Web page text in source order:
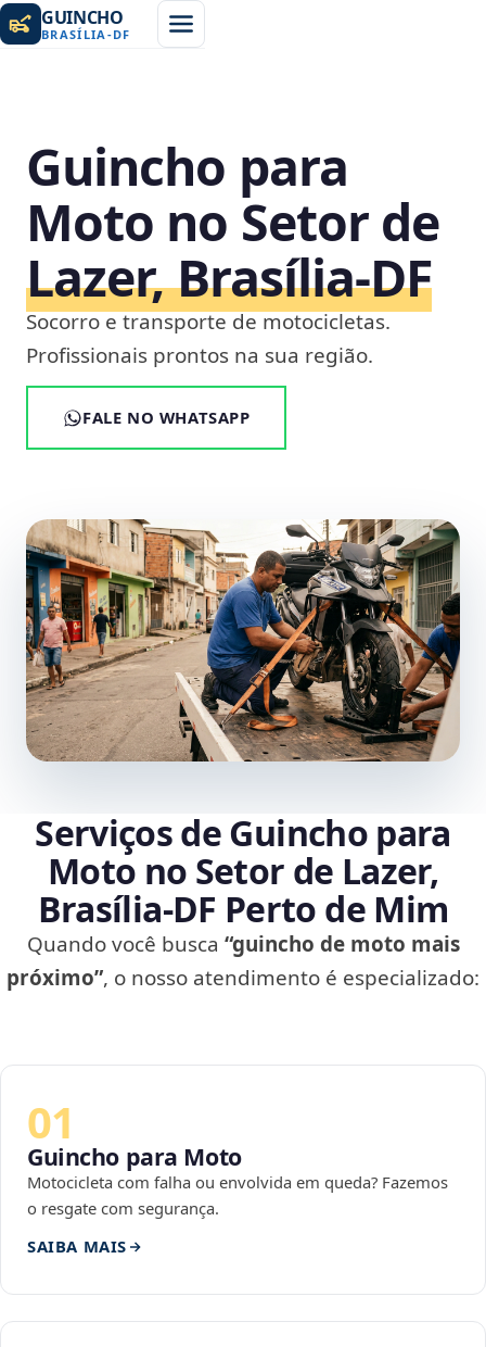
GUINCHO
BRASÍLIA -DF
Guincho para
Moto no Setor de
Lazer, Brasília‑DF
Socorro e transporte de motocicletas.
Profissionais prontos na sua região.
FALE NO WHATSAPP
Serviços de Guincho para
Moto no Setor de Lazer,
Brasília‑DF Perto de Mim
Quando você busca “guincho de moto mais
próximo”, o nosso atendimento é especializado:
01
Guincho para Moto
Motocicleta com falha ou envolvida em queda? Fazemos
o resgate com segurança.
SAIBA MAIS